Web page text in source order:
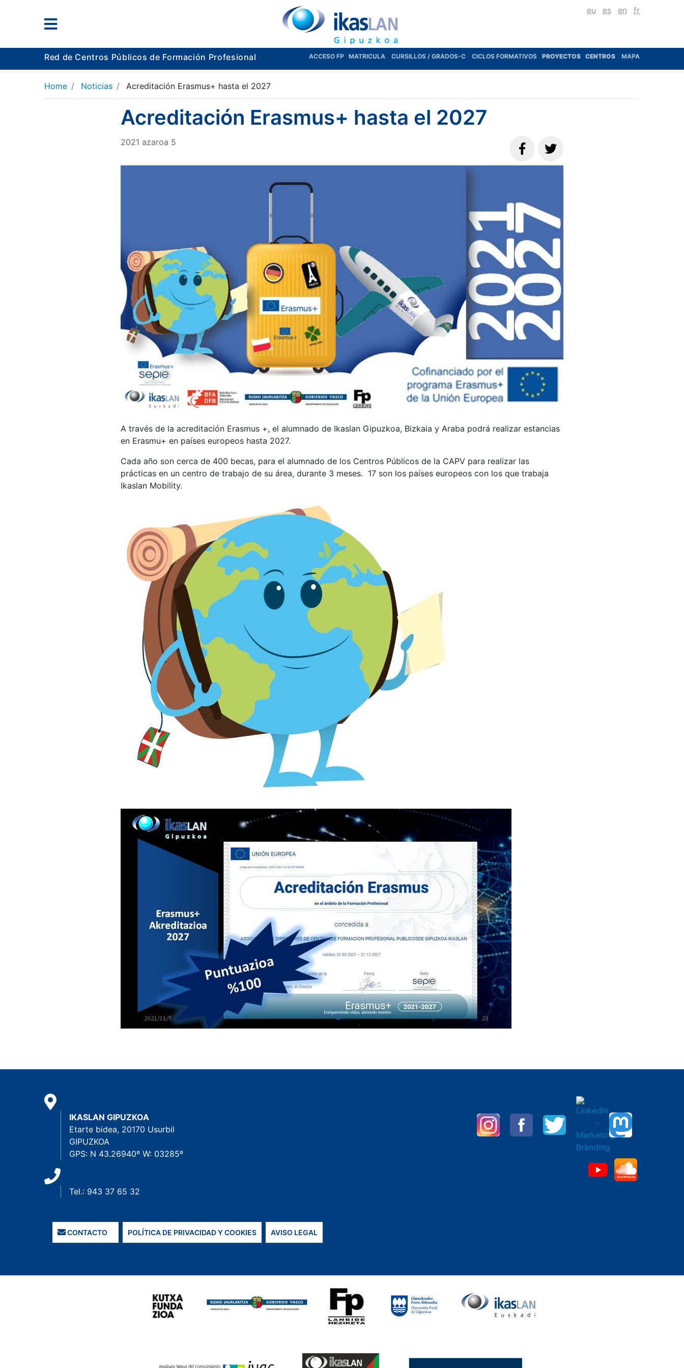
eu es en fr
Red de Centros Públicos de Formación Profesional ACCESO FP MATRICULA CURSILLOS / GRADOS-C CICLOS FORMATIVOS PROYECTOS CENTROS MAPA
Home Noticias Acreditación Erasmus+ hasta el 2027
Acreditación Erasmus+ hasta el 2027
2021 azaroa 5
A través de la acreditación Erasmus +, el alumnado de Ikaslan Gipuzkoa, Bizkaia y Araba podrá realizar estancias
en Erasmu+ en países europeos hasta 2027.
Cada año son cerca de 400 becas, para el alumnado de los Centros Públicos de la CAPV para realizar las
prácticas en un centro de trabajo de su área, durante 3 meses. 17 son los países europeos con los que trabaja
Ikaslan Mobility.
IKASLAN GIPUZKOA
Etarte bidea, 20170 Usurbil
GIPUZKOA
GPS: N 43.26940º W: 03285º
Tel.: 943 37 65 32
CONTACTO POLÍTICA DE PRIVACIDAD Y COOKIES AVISO LEGAL